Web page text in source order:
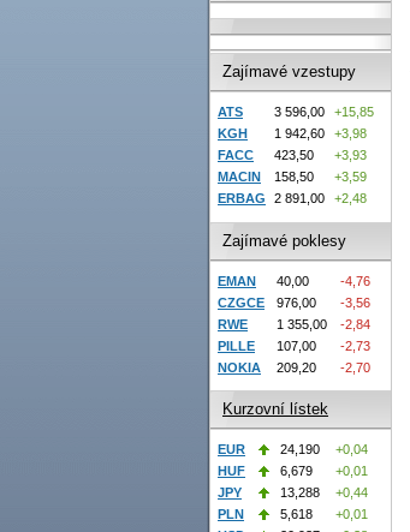
Zajímavé vzestupy
ATS 3 596,00
+15,85
KGH
1 942,60
+3,98
FACC
423,50
+3,93
MACIN
158,50
+3,59
ERBAG
2 891,00 +2,48
Zajímavé poklesy
EMAN 40,00
-4,76
CZGCE
976,00
-3,56
RWE
1 355,00
-2,84
PILLE
107,00
-2,73
NOKIA
209,20 -2,70
Kurzovní lístek
EUR 24,190
+0,04
HUF
6,679
+0,01
JPY
13,288
+0,44
PLN
5,618
+0,01